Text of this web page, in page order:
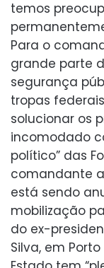
temos
Para o
grande parte
segurança
tropas
solucionar os
incomodado
político” das
comandante
está sendo
mobilização
do ex-
Silva, em